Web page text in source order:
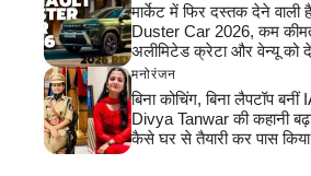
मार्केट में फिर दस्तक देने
Duster Car 2026, कम
अलीमिटेड क्रेटा और वेन्यू को
मनोरंजन
बिना कोचिंग, बिना लैपटॉप
Divya Tanwar की कहानी
कैसे घर से तैयारी कर पास